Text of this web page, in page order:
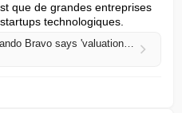
que de grandes entreprises
technologiques.
Billionaire tech investor Orlando Bravo says 'valuations in AI are at a bubble'